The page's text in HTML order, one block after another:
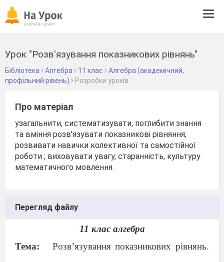
Урок "Розв'язування показникових рівнянь"
Бібліотека Алгебра 11 клас
Алгебра (академічний,
профільний рівень)
Розробки уроків
Про матеріал
узагальнити, систематизувати, поглибити знання
та вміння розв'язувати показникові рівняння;
розвивати навички колективної та самостійної
роботи ; виховувати увагу, старанність, культуру
математичного мовлення.
Перегляд файлу
11 клас алгебра
Тема:
Розв’язування показникових рівнянь.